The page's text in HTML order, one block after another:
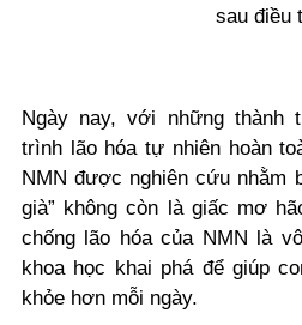
sau điều
Ngày nay, với những thành
trình lão hóa tự nhiên hoàn
NMN được nghiên cứu nhằm
già” không còn là giấc mơ
chống lão hóa của NMN là
khoa học khai phá để giúp
khỏe hơn mỗi ngày.